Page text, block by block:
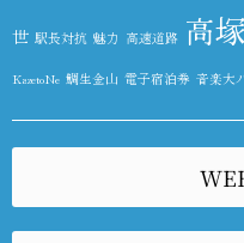
世 駅長対抗 魅力 高速道路 高
KazetoNe 鯛生金山 電子宿泊券 音楽大